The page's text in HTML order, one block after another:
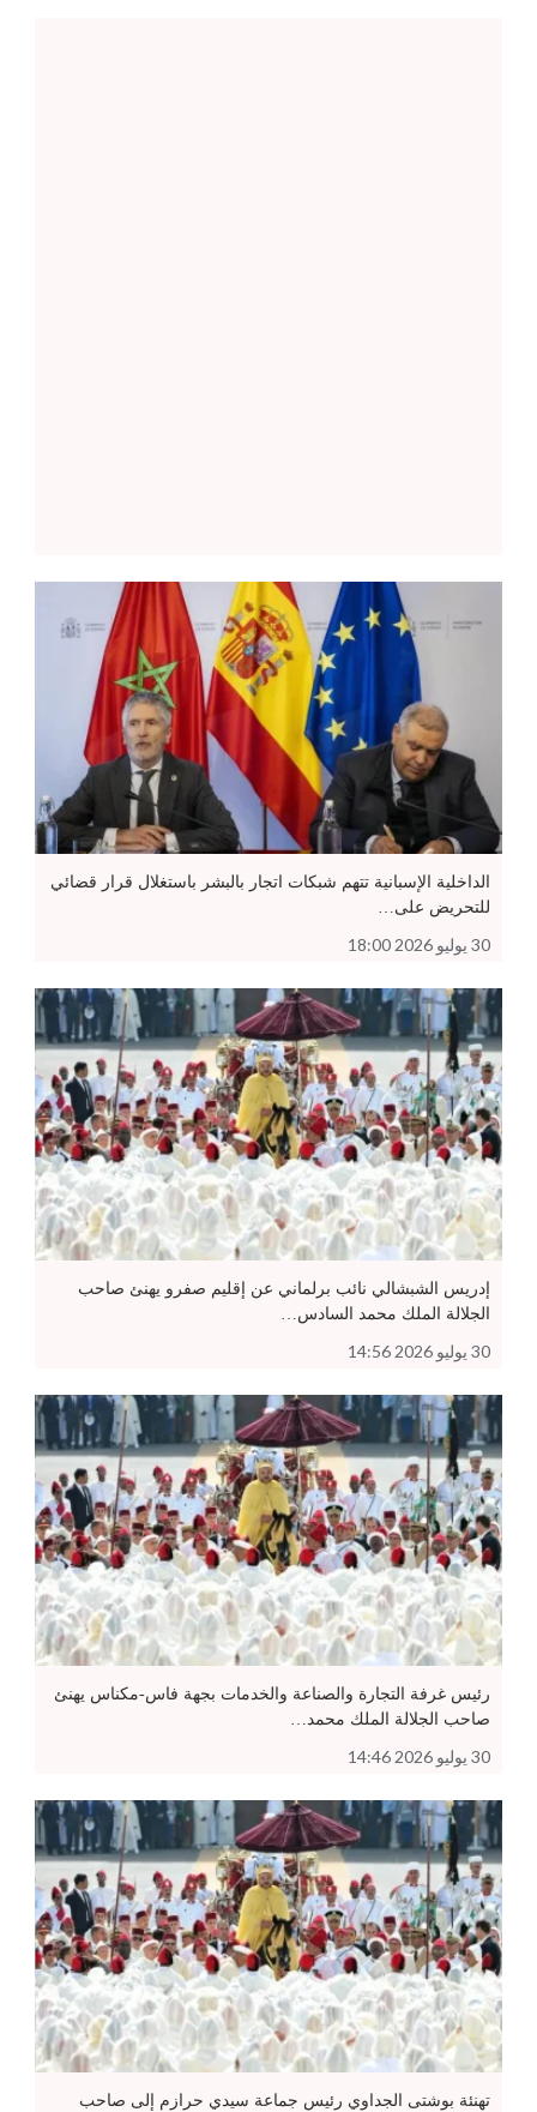
الداخلية الإسبانية تتهم شبكات اتجار بالبشر باستغلال قرار قضائي
للتحريض على…
30 يوليو 2026 18:00
إدريس الشبشالي نائب برلماني عن إقليم صفرو يهنئ صاحب
الجلالة الملك محمد السادس…
30 يوليو 2026 14:56
رئيس غرفة التجارة والصناعة والخدمات بجهة فاس-مكناس يهنئ
صاحب الجلالة الملك محمد…
30 يوليو 2026 14:46
تهنئة بوشتى الجداوي رئيس جماعة سيدي حرازم إلى صاحب